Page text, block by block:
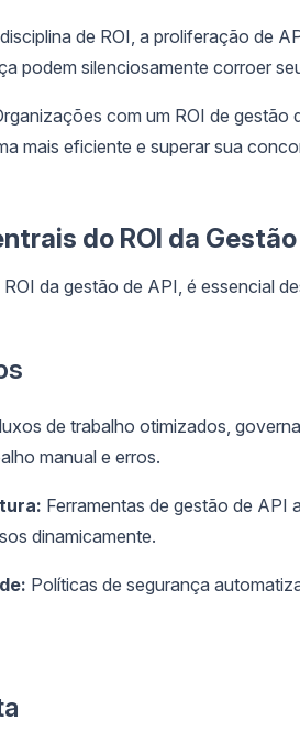
de ROI, a proliferação de
podem silenciosamente corroer
com um ROI de gestão
mais eficiente e superar sua
do ROI da Gestão
da gestão de API, é essencial
de trabalho otimizados,
manual e erros.
Ferramentas de gestão de API
dinamicamente.
Políticas de segurança